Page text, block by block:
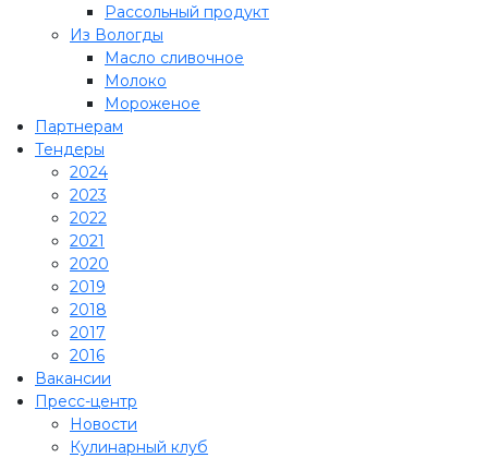
Рассольный продукт
Из Вологды
Масло сливочное
Молоко
Мороженое
Партнерам
Тендеры
2024
2023
2022
2021
2020
2019
2018
2017
2016
Вакансии
Пресс-центр
Новости
Кулинарный клуб